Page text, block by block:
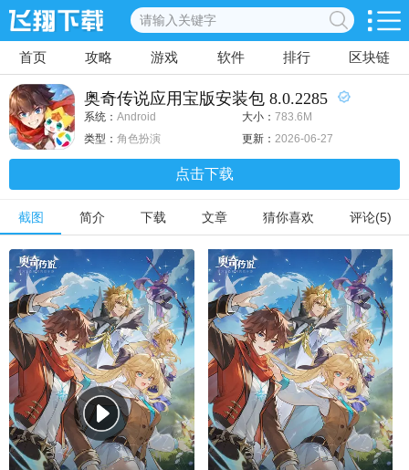
首页 攻略 游戏 软件 排行 区块链
奥奇传说应用宝版安装包 8.0.2285
系统： Android 大小： 783.6M
类型： 角色扮演 更新： 2026-06-27
点击下载
截图 简介 下载 文章 猜你喜欢 评论(5)